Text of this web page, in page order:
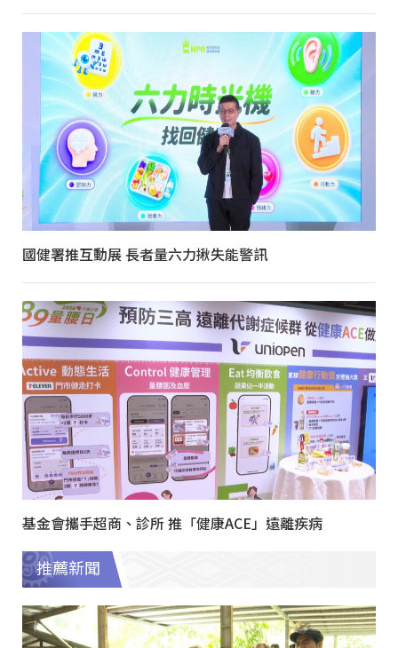
國健署推互動展 長者量六力揪失能警訊
基金會攜手超商、診所 推「健康ACE」遠離疾病
推薦新聞